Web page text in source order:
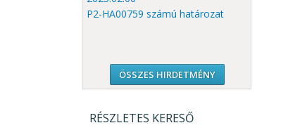
P2-HA00759 számú határozat
ÖSSZES HIRDETMÉNY
RÉSZLETES KERESŐ